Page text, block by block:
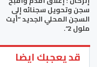
سجن وتحويل سجنائه إلى
السجن المحلي الجديد “أيت
ملول 2”.
قد يعجبك ايضا